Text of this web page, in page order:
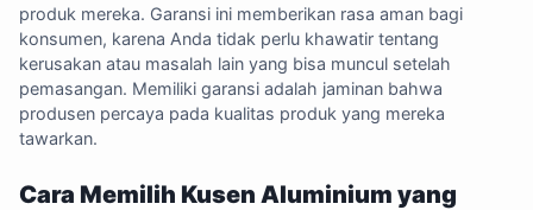
produk mereka. Garansi ini memberikan rasa aman bagi
konsumen, karena Anda tidak perlu khawatir tentang
kerusakan atau masalah lain yang bisa muncul setelah
pemasangan. Memiliki garansi adalah jaminan bahwa
produsen percaya pada kualitas produk yang mereka
tawarkan.
Cara Memilih Kusen Aluminium yang